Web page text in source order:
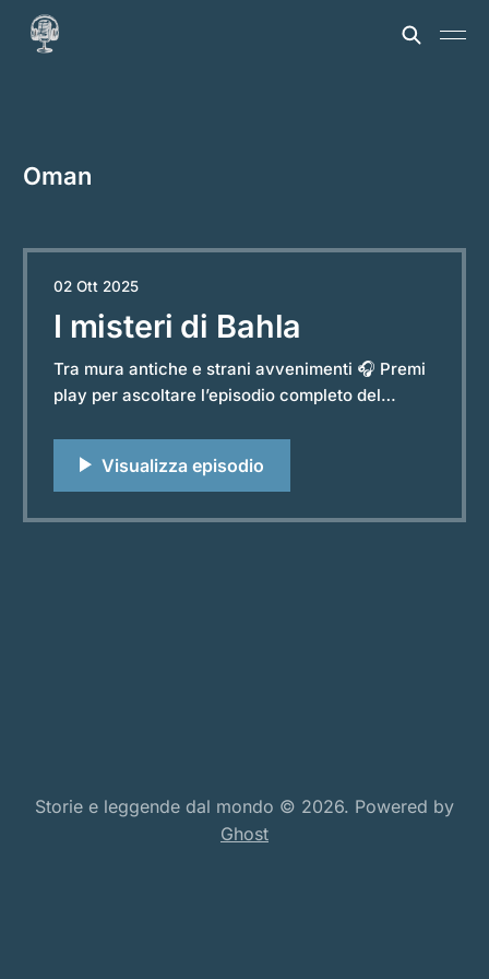
Oman
I misteri di Bahla
Tra mura antiche e strani avvenimenti 🎧 Premi
play per ascoltare l’episodio completo del
dell’Hajar, nell'entroterra dell'Oman, si erge
del deserto. Le
02 Ott 2025
Storie e leggende dal mondo © 2026. Powered by
Ghost